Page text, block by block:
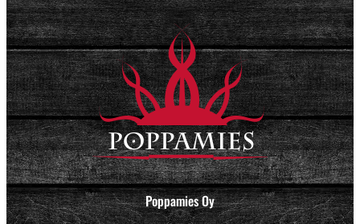
Poppamies Oy